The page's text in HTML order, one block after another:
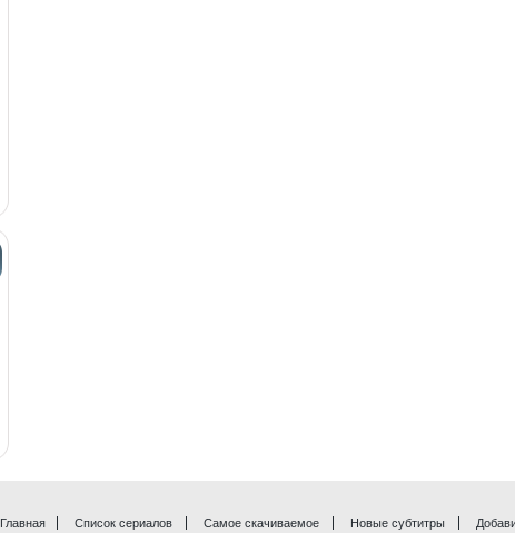
Главная Список сериалов Самое скачиваемое Новые субтитры